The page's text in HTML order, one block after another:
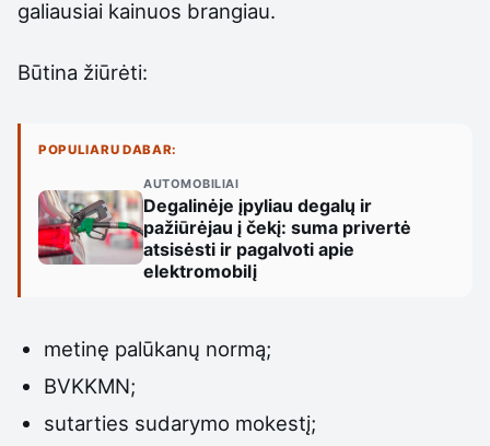
galiausiai kainuos brangiau.
Būtina žiūrėti:
POPULIARU DABAR:
AUTOMOBILIAI
Degalinėje įpyliau degalų ir
pažiūrėjau į čekį: suma privertė
atsisėsti ir pagalvoti apie
elektromobilį
metinę palūkanų normą;
BVKKMN;
sutarties sudarymo mokestį;